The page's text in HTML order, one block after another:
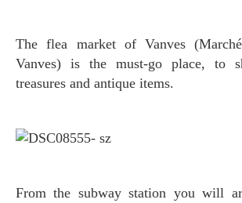
The flea market of Vanves (Marché aux Puces de
Vanves) is the must-go place, to
treasures and antique items.
From the subway station you will arrive at the flea